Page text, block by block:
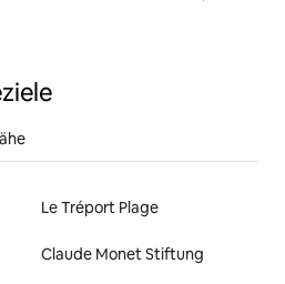
Le Tréport Plage
Claude Monet Stiftung